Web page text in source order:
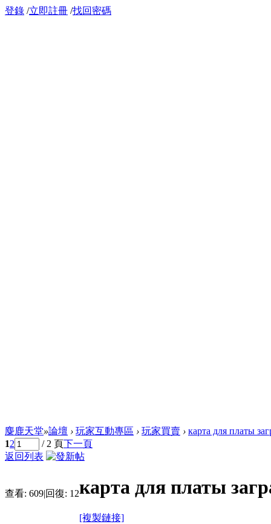
登錄 /立即註冊 /找回密碼
麋鹿天堂»論壇 › 玩家互動專區 › 玩家買賣 › карта для платы
12 / 2 頁下一頁
返回列表
查看: 609|回復: 12карта для платы
[複製鏈接]